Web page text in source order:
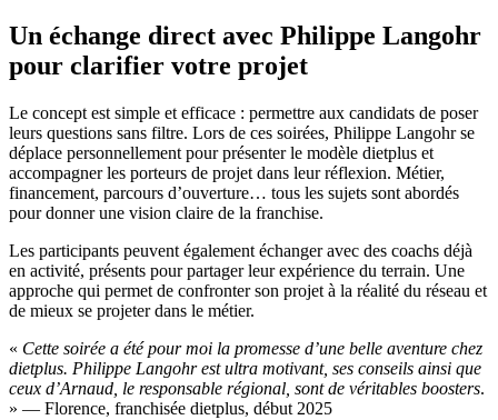
Un échange direct avec Philippe Langohr
pour clarifier votre projet
Le concept est simple et efficace : permettre aux candidats de poser
leurs questions sans filtre. Lors de ces soirées, Philippe Langohr se
déplace personnellement pour présenter le modèle dietplus et
accompagner les porteurs de projet dans leur réflexion. Métier,
financement, parcours d’ouverture… tous les sujets sont abordés
pour donner une vision claire de la franchise.
Les participants peuvent également échanger avec des coachs déjà
en activité, présents pour partager leur expérience du terrain. Une
approche qui permet de confronter son projet à la réalité du réseau et
de mieux se projeter dans le métier.
« Cette soirée a été pour moi la promesse d’une belle aventure chez
dietplus. Philippe Langohr est ultra motivant, ses conseils ainsi que
ceux d’Arnaud, le responsable régional, sont de véritables boosters.
» — Florence, franchisée dietplus, début 2025